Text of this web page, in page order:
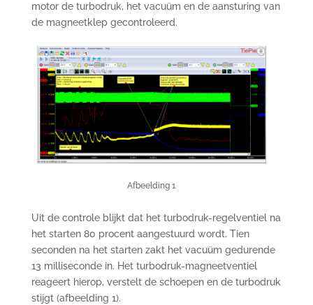
motor de turbodruk, het vacuüm en de aansturing van
de magneetklep gecontroleerd.
Afbeelding 1
Uit de controle blijkt dat het turbodruk-regelventiel na
het starten 80 procent aangestuurd wordt. Tien
seconden na het starten zakt het vacuüm gedurende
13 milliseconde in. Het turbodruk-magneetventiel
reageert hierop, verstelt de schoepen en de turbodruk
stijgt (afbeelding 1).